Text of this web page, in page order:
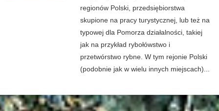
regionów Polski, przedsiębiorstwa
skupione na pracy turystycznej, lub też na
typowej dla Pomorza działalności, takiej
jak na przykład rybołówstwo i
przetwórstwo rybne. W tym rejonie Polski
(podobnie jak w wielu innych miejscach)...